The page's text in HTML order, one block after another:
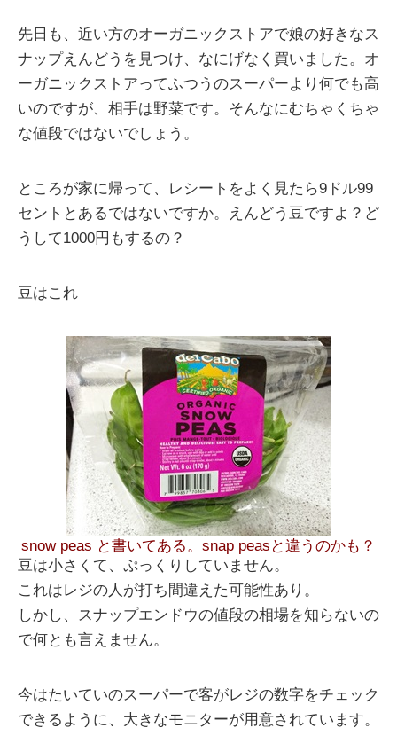
先日も、近い方のオーガニックストアで娘の好きなス
ナップえんどうを見つけ、なにげなく買いました。オ
ーガニックストアってふつうのスーパーより何でも高
いのですが、相手は野菜です。そんなにむちゃくちゃ
な値段ではないでしょう。
ところが家に帰って、レシートをよく見たら9ドル99
セントとあるではないですか。えんどう豆ですよ？ど
うして1000円もするの？
豆はこれ
snow peas と書いてある。snap peasと違うのかも？
豆は小さくて、ぷっくりしていません。
これはレジの人が打ち間違えた可能性あり。
しかし、スナップエンドウの値段の相場を知らないの
で何とも言えません。
今はたいていのスーパーで客がレジの数字をチェック
できるように、大きなモニターが用意されています。